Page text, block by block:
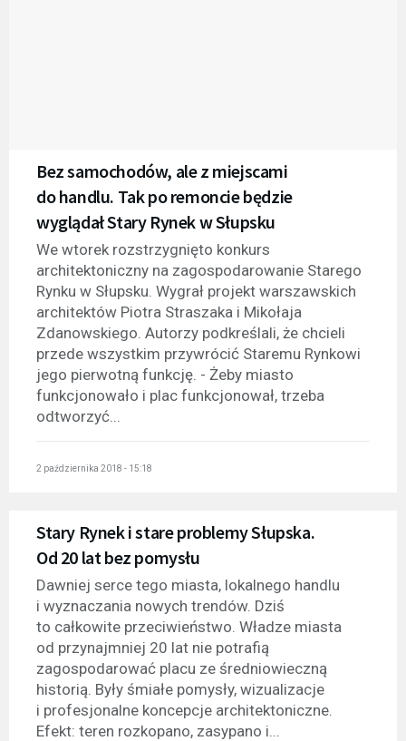
Bez samochodów, ale z miejscami
do handlu. Tak po remoncie będzie
wyglądał Stary Rynek w Słupsku
We wtorek rozstrzygnięto konkurs
architektoniczny na zagospodarowanie Starego
Rynku w Słupsku. Wygrał projekt warszawskich
architektów Piotra Straszaka i Mikołaja
Zdanowskiego. Autorzy podkreślali, że chcieli
przede wszystkim przywrócić Staremu Rynkowi
jego pierwotną funkcję. - Żeby miasto
funkcjonowało i plac funkcjonował, trzeba
odtworzyć...
2 października 2018 - 15:18
Stary Rynek i stare problemy Słupska.
Od 20 lat bez pomysłu
Dawniej serce tego miasta, lokalnego handlu
i wyznaczania nowych trendów. Dziś
to całkowite przeciwieństwo. Władze miasta
od przynajmniej 20 lat nie potrafią
zagospodarować placu ze średniowieczną
historią. Były śmiałe pomysły, wizualizacje
i profesjonalne koncepcje architektoniczne.
Efekt: teren rozkopano, zasypano i...